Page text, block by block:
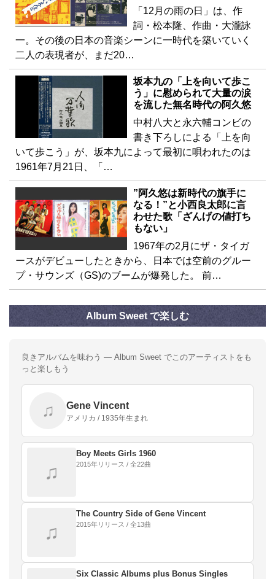
「12月の雨の日」は、作
詞・松本隆、作曲・大瀧詠
一。その後の日本の音楽シーンに一時代を築いていく
二人の表現者が、まだ20…
坂本九の「上を向いて歩こ
う」に慰められて大量の涙
を流した無名時代の阿久悠
中村八大と永六輔コンビの
書き下ろしによる「上を向
いて歩こう」が、坂本九によって最初に唄われたのは
1961年7月21日、「…
”阿久悠は新時代の旗手に
なる！”と小西良太郎に言
わせた歌「ざんげの値打ち
もない」
1967年の2月にザ・タイガ
ースがデビューしたときから、日本では空前のグルー
プ・サウンズ（GS)のブームが爆発した。 前…
Album Sweet で楽しむ
良きアルバムを味わう — Album Sweet でこのアーティストをも
っと楽しもう
♫ Gene Vincent
アメリカ / 1935年生まれ
♫
Boy Meets Girls 1960
2015年リリース / 全22曲
♫
The Country Side of Gene Vincent
2015年リリース / 全13曲
Six Classic Albums plus Bonus Singles